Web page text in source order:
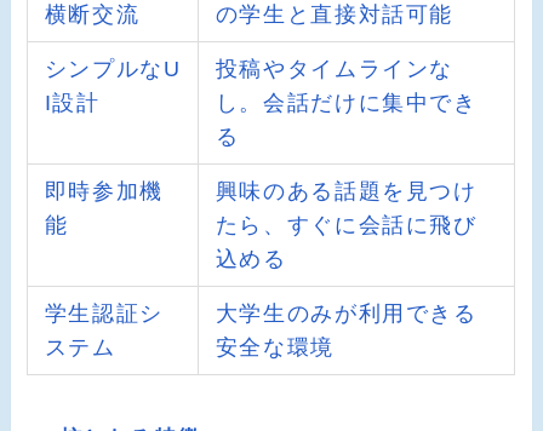
横断交流
の学生と直接対話可能
シンプルなU
I設計
投稿やタイムラインな
し。会話だけに集中でき
る
即時参加機
能
興味のある話題を見つけ
たら、すぐに会話に飛び
込める
学生認証シ
ステム
大学生のみが利用できる
安全な環境